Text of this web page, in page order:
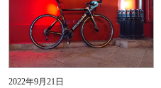
2022年9月21日